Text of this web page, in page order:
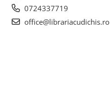
0724337719
office@librariacudichis.ro